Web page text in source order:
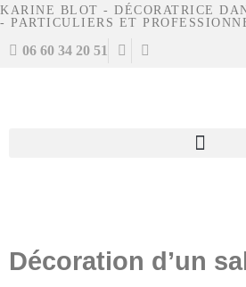
KARINE BLOT - DÉCORATRICE
- PARTICULIERS ET
06 60 34 20 51
Décoration d’un